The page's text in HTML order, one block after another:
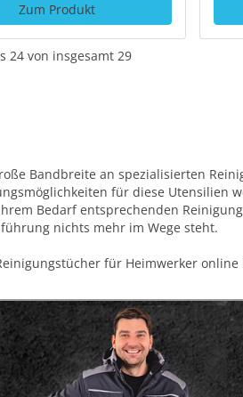
Zum Produkt
24 von insgesamt 29
Bandbreite an spezialisierten
für diese Utensilien
Bedarf entsprechenden
nichts mehr im Wege steht.
für Heimwerker online